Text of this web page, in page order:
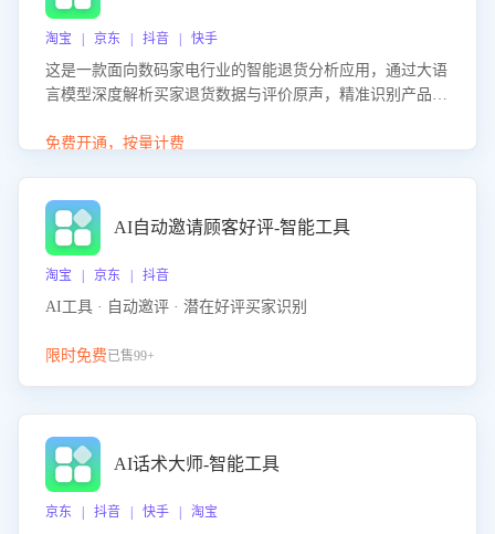
淘宝 | 京东 | 抖音 | 快手
这是一款面向数码家电行业的智能退货分析应用，通过大语
言模型深度解析买家退货数据与评价原声，精准识别产品质
改进建议，通过挖掘用户痛点驱动产品迭代，从根本上降低
免费开通，按量计费
AI自动邀请顾客好评-智能工具
淘宝 | 京东 | 抖音
AI工具 · 自动邀评 · 潜在好评买家识别
限时免费已售99+
AI话术大师-智能工具
京东 | 抖音 | 快手 | 淘宝